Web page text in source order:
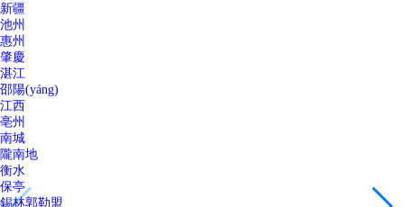
新疆
池州
惠州
肇慶
湛江
邵陽(yáng)
江西
亳州
南城
隴南地
衡水
保亭
錫林郭勒盟